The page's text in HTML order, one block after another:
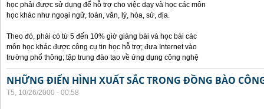
học phải được sử dụng để hỗ trợ cho việc dạy và học các môn
học khác như ngoại ngữ, toán, văn, lý, hóa, sử, địa.
Theo đó, phải có từ 5 đến 10% giờ giảng bài và học bài các
môn học khác được công cụ tin học hỗ trợ; đưa Internet vào
trường phổ thông; tập trung đào tạo về ứng dụng công nghệ
NHỮNG ĐIỂN HÌNH XUẤT SẮC TRONG ĐỒNG BÀO
T5, 10/26/2000 - 00:58